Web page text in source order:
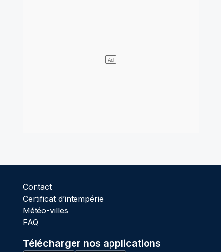
Contact
Certificat d’intempérie
Météo-villes
FAQ
Télécharger nos applications